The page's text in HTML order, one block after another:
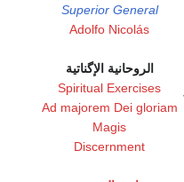
Superior General
Adolfo Nicolás
الروحانية الإگناتية
Spiritual Exercises
Ad majorem Dei gloriam
Magis
Discernment